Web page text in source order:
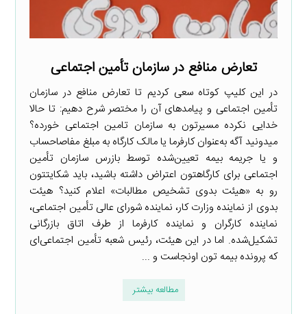
تعارض منافع در سازمان تأمین اجتماعی
در این کلیپ کوتاه سعی کردیم تا تعارض منافع در سازمان
تأمین اجتماعی و پیامدهای آن را مختصر شرح دهیم: تا حالا
خدایی نکرده مسیرتون به سازمان تامین اجتماعی خورده؟
میدونید آگه به‌عنوان کارفرما یا مالک کارگاه به مبلغ مفاصاحساب
و یا جریمه بیمه تعیین‌شده توسط بازرس سازمان تأمین
اجتماعی برای کارگاهتون اعتراض داشته باشید، باید شکایتتون
رو به «هیئت بدوی تشخیص مطالبات» اعلام کنید؟ هیئت
بدوی از نماینده وزارت کار، نماینده شورای عالی تأمین اجتماعی،
نماینده کارگران و نماینده کارفرما از طرف اتاق بازرگانی
تشکیل‌شده. اما در این هیئت، رئیس شعبه تأمین اجتماعی‌ای
که پرونده بیمه تون اونجاست و ...
مطالعه بیشتر